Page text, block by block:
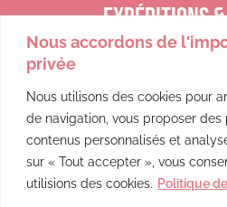
Nous accordons de
privée
Nous utilisons des cookies pour
de navigation, vous proposer
contenus personnalisés et
sur « Tout accepter », vous
utilisions des cookies. Politique
EXPÉDITIONS
CGV
POLITIQUE DE REMBOURSEMENT
POLITIQUE DE CONFIDENTIALITÉ
MENTIONS LÉGALES